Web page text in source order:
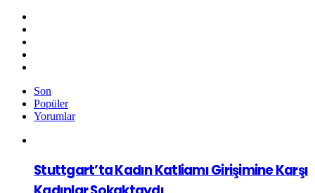
Son
Popüler
Yorumlar
Stuttgart’ta Kadın Katliamı Girişimine Karşı